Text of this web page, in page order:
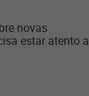
novas
estar atento a